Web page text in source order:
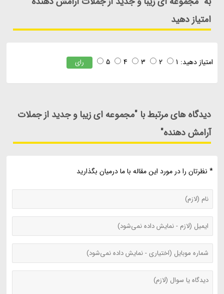
امتیاز دهید
امتیاز دهید: 1
2
3
4
5 رای
دیدگاه های مرتبط با "مجموعه ای زیبا و جدید از جملات
آرامش دهنده"
* نظرتان را در مورد این مقاله با ما درمیان بگذارید